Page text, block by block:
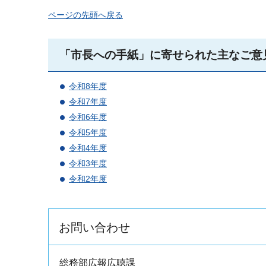
ページの先頭へ戻る
「市長への手紙」に寄せられた主なご
令和8年度
令和7年度
令和6年度
令和5年度
令和4年度
令和3年度
令和2年度
お問い合わせ
総務部広報広聴課